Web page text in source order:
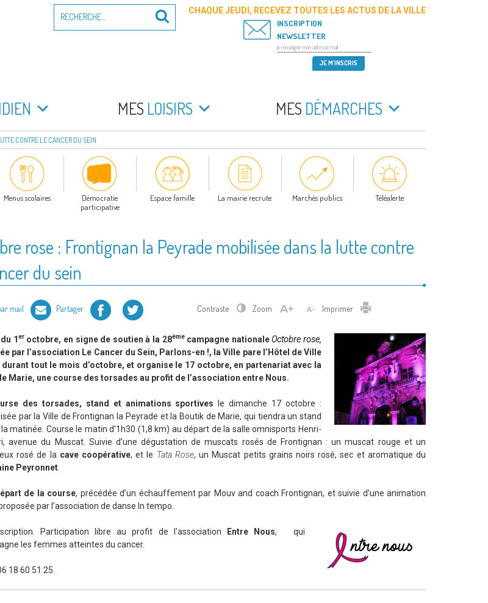
pour
Recherche
CHAQUE JEUDI, RECEVEZ TOUTES LES ACTUS DE LA VILLE
INSCRIPTION
NEWSLETTER
MES LOISIRS MES DÉMARCHES
CONTRE LE CANCER DU SEIN
Menus scolaires
Démocratie
participative
Espace famille La mairie recrute Marchés publics Téléalerte
rose : Frontignan la Peyrade mobilisée dans la lutte contre
du sein
mail Partager Facebook Twitter Contraste Zoom Imprimer Imprimer
1 eroctobre, en signe de soutien à la 28èmecampagne nationale Octobre rose,
par l’association Le Cancer du Sein, Parlons-en !, la Ville pare l’Hôtel de Ville
tout le mois d’octobre, et organise le 17 octobre, en partenariat avec la
Marie, une course des torsades au profit de l’association entre Nous.
des torsades, stand et animations sportives le dimanche 17 octobre :
par la Ville de Frontignan la Peyrade et la Boutik de Marie, qui tiendra un stand
matinée. Course le matin d’1h30 (1,8 km) au départ de la salle omnisports Henri-
avenue du Muscat. Suivie d’une dégustation de muscats rosés de Frontignan : un muscat rouge et un
rosé de la cave coopérative, et le Tata Rose, un Muscat petits grains noirs rosé, sec et aromatique du
Peyronnet
de la course, précédée d’un échauffement par Mouv and coach Frontignan, et suivie d’une animation
par l’association de danse In tempo.
Participation libre au profit de l’association Entre Nous, qui
les femmes atteintes du cancer.
18 60 51 25.